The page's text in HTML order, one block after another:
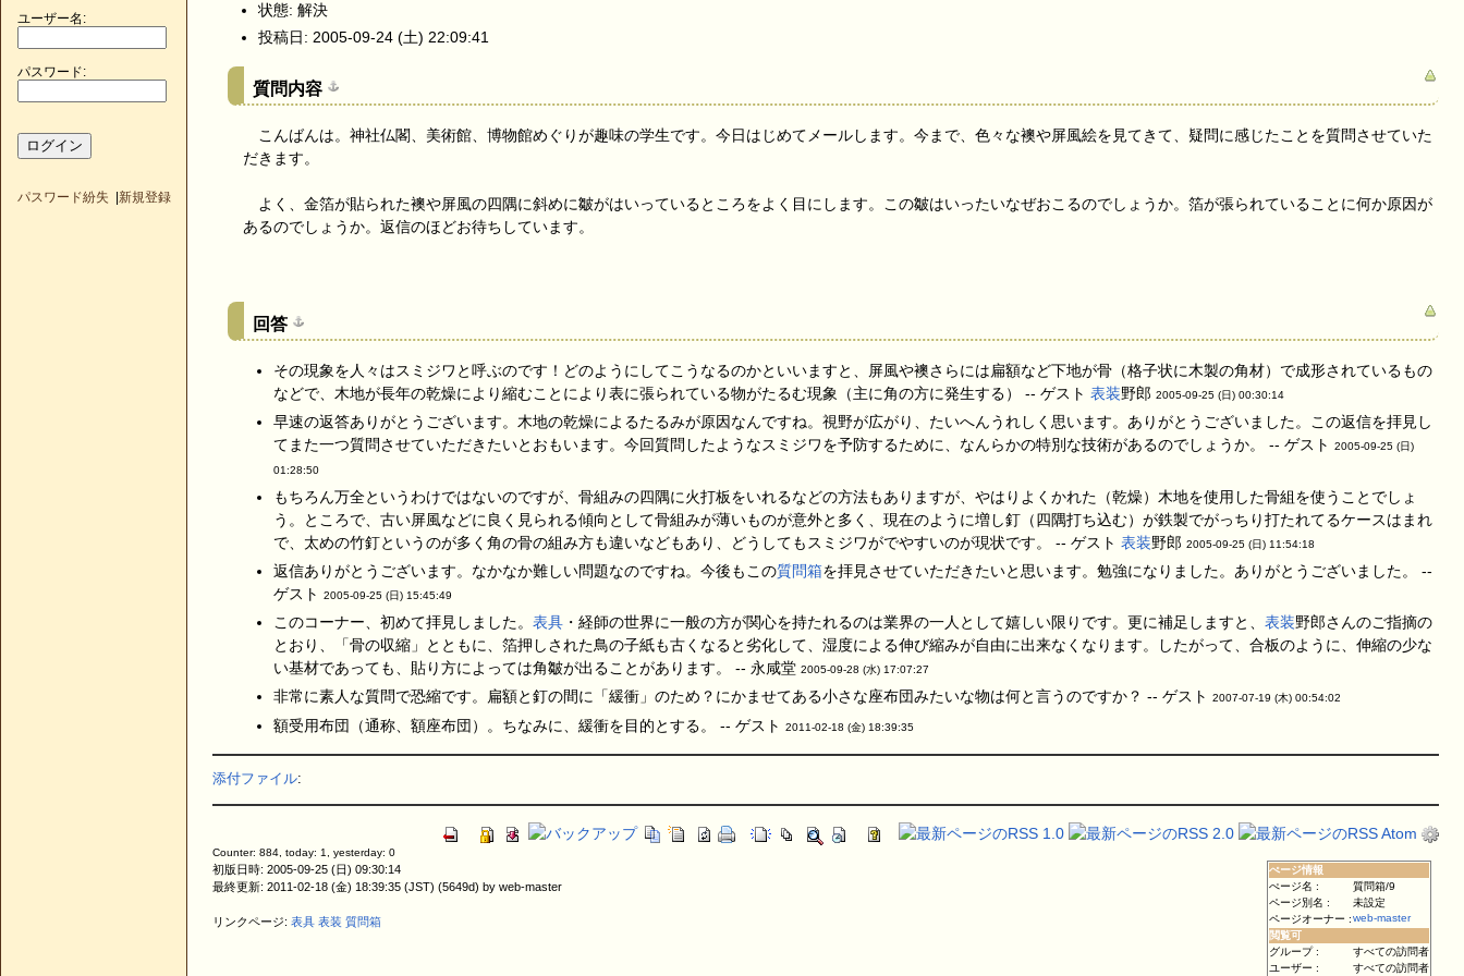
ユーザー名:
パスワード:
パスワード紛失 新規登録
状態: 解決
投稿日: 2005-09-24 (土) 22:09:41
質問内容
こんばんは。神社仏閣、美術館、博物館めぐりが趣味の学生です。今日はじめてメールします。今まで、色々な襖や屏風絵を見てきて、疑問に感じたことを質問させていた
だきます。
よく、金箔が貼られた襖や屏風の四隅に斜めに皺がはいっているところをよく目にします。この皺はいったいなぜおこるのでしょうか。箔が張られていることに何か原因が
あるのでしょうか。返信のほどお待ちしています。
回答
その現象を人々はスミジワと呼ぶのです！どのようにしてこうなるのかといいますと、屏風や襖さらには扁額など下地が骨（格子状に木製の角材）で成形されているもの
などで、木地が長年の乾燥により縮むことにより表に張られている物がたるむ現象（主に角の方に発生する） -- ゲスト 表装野郎 2005-09-25 (日) 00:30:14
早速の返答ありがとうございます。木地の乾燥によるたるみが原因なんですね。視野が広がり、たいへんうれしく思います。ありがとうございました。この返信を拝見し
てまた一つ質問させていただきたいとおもいます。今回質問したようなスミジワを予防するために、なんらかの特別な技術があるのでしょうか。 -- ゲスト
2005-09-25 (日)
01:28:50
もちろん万全というわけではないのですが、骨組みの四隅に火打板をいれるなどの方法もありますが、やはりよくかれた（乾燥）木地を使用した骨組を使うことでしょ
う。ところで、古い屏風などに良く見られる傾向として骨組みが薄いものが意外と多く、現在のように増し釘（四隅打ち込む）が鉄製でがっちり打たれてるケースはまれ
で、太めの竹釘というのが多く角の骨の組み方も違いなどもあり、どうしてもスミジワがでやすいのが現状です。 -- ゲスト 表装野郎 2005-09-25 (日) 11:54:18
返信ありがとうございます。なかなか難しい問題なのですね。今後もこの質問箱を拝見させていただきたいと思います。勉強になりました。ありがとうございました。 --
ゲスト
2005-09-25 (日) 15:45:49
このコーナー、初めて拝見しました。 表具 ・経師の世界に一般の方が関心を持たれるのは業界の一人として嬉しい限りです。更に補足しますと、 表装野郎さんのご指摘の
とおり、「骨の収縮」とともに、箔押しされた鳥の子紙も古くなると劣化して、湿度による伸び縮みが自由に出来なくなります。したがって、合板のように、伸縮の少な
い基材であっても、貼り方によっては角皺が出ることがあります。 -- 永咸堂 2005-09-28 (水) 17:07:27
非常に素人な質問で恐縮です。扁額と釘の間に「緩衝」のため？にかませてある小さな座布団みたいな物は何と言うのですか？ -- ゲスト 2007-07-19 (木) 00:54:02
額受用布団（通称、額座布団）。ちなみに、緩衝を目的とする。 -- ゲスト 2011-02-18 (金) 18:39:35
添付ファイル:
ぺージ情報
ぺージ名 :
質問箱/9
ページ別名 :
未設定
ページオーナー :web-master
閲覧可
グループ :
すべての訪問者
ユーザー :
すべての訪問者
Counter: 884, today: 1, yesterday: 0
初版日時: 2005-09-25 (日) 09:30:14
最終更新: 2011-02-18 (金) 18:39:35 (JST) (5649d) by web-master
リンクページ: 表具 表装 質問箱